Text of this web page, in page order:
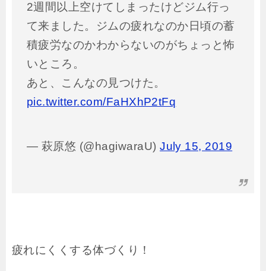
2週間以上空けてしまったけどジム行っ
て来ました。ジムの疲れなのか日頃の蓄
積疲労なのかわからないのがちょっと怖
いところ。
あと、こんなの見つけた。
pic.twitter.com/FaHXhP2tFq
— 萩原悠 (@hagiwaraU)July 15, 2019
疲れにくくする体づくり！